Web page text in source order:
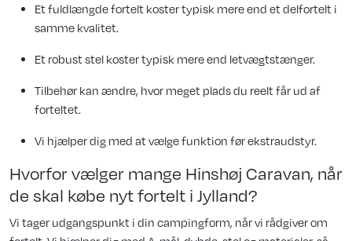
Et fuldlængde fortelt koster typisk mere end et delfortelt i
samme kvalitet.
Et robust stel koster typisk mere end letvægtstænger.
Tilbehør kan ændre, hvor meget plads du reelt får ud af
forteltet.
Vi hjælper dig med at vælge funktion før ekstraudstyr.
Hvorfor vælger mange Hinshøj Caravan, når
de skal købe nyt fortelt i Jylland?
Vi tager udgangspunkt i din campingform, når vi rådgiver om